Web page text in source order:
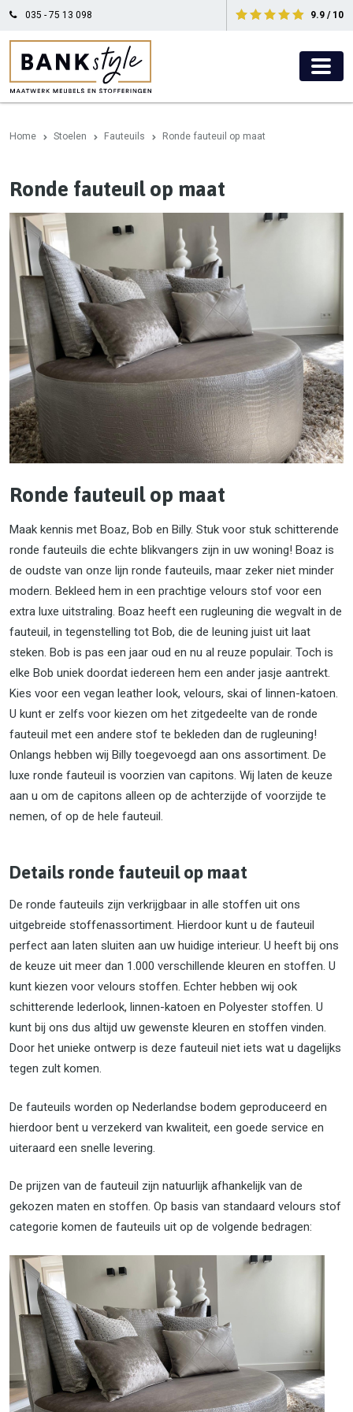
035 - 75 13 098 9.9 / 10
Home Stoelen Fauteuils Ronde fauteuil op maat
Ronde fauteuil op maat
Ronde fauteuil op maat
Maak kennis met Boaz, Bob en Billy. Stuk voor stuk schitterende
ronde fauteuils die echte blikvangers zijn in uw woning! Boaz is
de oudste van onze lijn ronde fauteuils, maar zeker niet minder
modern. Bekleed hem in een prachtige velours stof voor een
extra luxe uitstraling. Boaz heeft een rugleuning die wegvalt in de
fauteuil, in tegenstelling tot Bob, die de leuning juist uit laat
steken. Bob is pas een jaar oud en nu al reuze populair. Toch is
elke Bob uniek doordat iedereen hem een ander jasje aantrekt.
Kies voor een vegan leather look, velours, skai of linnen-katoen.
U kunt er zelfs voor kiezen om het zitgedeelte van de ronde
fauteuil met een andere stof te bekleden dan de rugleuning!
Onlangs hebben wij Billy toegevoegd aan ons assortiment. De
luxe ronde fauteuil is voorzien van capitons. Wij laten de keuze
aan u om de capitons alleen op de achterzijde of voorzijde te
nemen, of op de hele fauteuil.
Details ronde fauteuil op maat
De ronde fauteuils zijn verkrijgbaar in alle stoffen uit ons
uitgebreide stoffenassortiment. Hierdoor kunt u de fauteuil
perfect aan laten sluiten aan uw huidige interieur. U heeft bij ons
de keuze uit meer dan 1.000 verschillende kleuren en stoffen. U
kunt kiezen voor velours stoffen. Echter hebben wij ook
schitterende lederlook, linnen-katoen en Polyester stoffen. U
kunt bij ons dus altijd uw gewenste kleuren en stoffen vinden.
Door het unieke ontwerp is deze fauteuil niet iets wat u dagelijks
tegen zult komen.
De fauteuils worden op Nederlandse bodem geproduceerd en
hierdoor bent u verzekerd van kwaliteit, een goede service en
uiteraard een snelle levering.
De prijzen van de fauteuil zijn natuurlijk afhankelijk van de
gekozen maten en stoffen. Op basis van standaard velours stof
categorie komen de fauteuils uit op de volgende bedragen: